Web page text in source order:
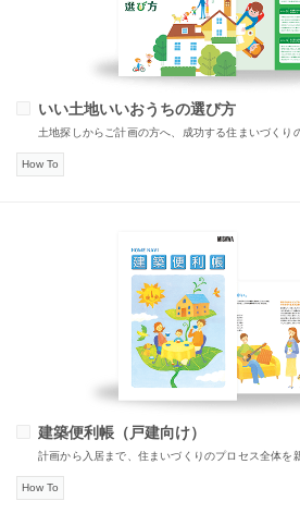
いい土地いいおうちの選び方
土地探しからご計画の方へ、成功する住まいづくり
How To
建築便利帳（戸建向け）
計画から入居まで、住まいづくりのプロセス全体を
How To